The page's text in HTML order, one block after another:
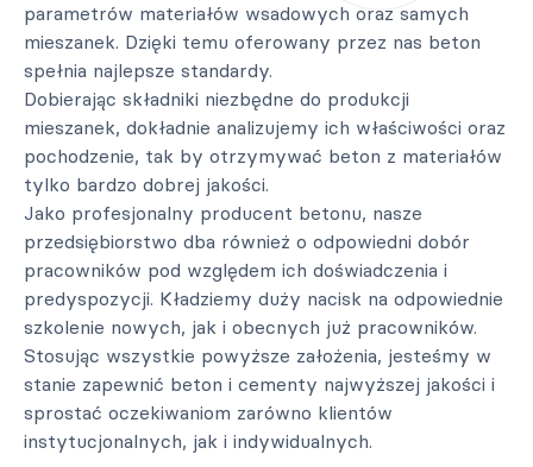
parametrów materiałów wsadowych oraz samych
mieszanek. Dzięki temu oferowany przez nas beton
spełnia najlepsze standardy.
Dobierając składniki niezbędne do produkcji
mieszanek, dokładnie analizujemy ich właściwości oraz
pochodzenie, tak by otrzymywać beton z materiałów
tylko bardzo dobrej jakości.
Jako profesjonalny producent betonu, nasze
przedsiębiorstwo dba również o odpowiedni dobór
pracowników pod względem ich doświadczenia i
predyspozycji. Kładziemy duży nacisk na odpowiednie
szkolenie nowych, jak i obecnych już pracowników.
Stosując wszystkie powyższe założenia, jesteśmy w
stanie zapewnić beton i cementy najwyższej jakości i
sprostać oczekiwaniom zarówno klientów
instytucjonalnych, jak i indywidualnych.